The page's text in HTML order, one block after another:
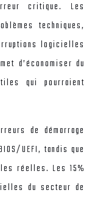
critique. Les
techniques,
logicielles
d’économiser du
qui pourraient
de démarrage
UEFI, tandis que
réelles. Les 15%
du secteur de